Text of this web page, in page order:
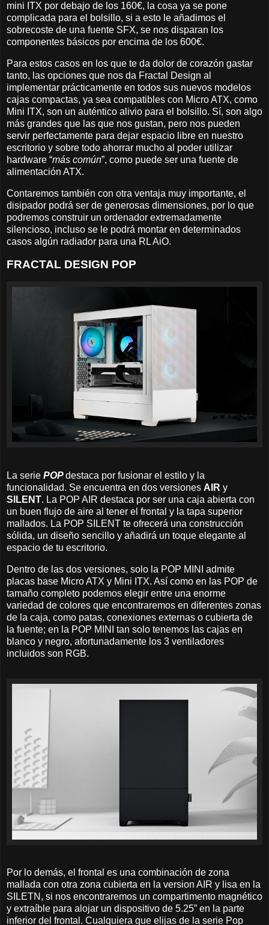
mini ITX por debajo de los 160€, la cosa ya se pone
complicada para el bolsillo, si a esto le añadimos el
sobrecoste de una fuente SFX, se nos disparan los
componentes básicos por encima de los 600€.
Para estos casos en los que te da dolor de corazón gastar
tanto, las opciones que nos da Fractal Design al
implementar prácticamente en todos sus nuevos modelos
cajas compactas, ya sea compatibles con Micro ATX, como
Mini ITX, son un auténtico alivio para el bolsillo. Sí, son algo
más grandes que las que nos gustan, pero nos pueden
servir perfectamente para dejar espacio libre en nuestro
escritorio y sobre todo ahorrar mucho al poder utilizar
hardware “más común”, como puede ser una fuente de
alimentación ATX.
Contaremos también con otra ventaja muy importante, el
disipador podrá ser de generosas dimensiones, por lo que
podremos construir un ordenador extremadamente
silencioso, incluso se le podrá montar en determinados
casos algún radiador para una RL AiO.
FRACTAL DESIGN POP
La serie POPdestaca por fusionar el estilo y la
funcionalidad. Se encuentra en dos versiones AIR y
SILENT. La POP AIR destaca por ser una caja abierta con
un buen flujo de aire al tener el frontal y la tapa superior
mallados. La POP SILENT te ofrecerá una construcción
sólida, un diseño sencillo y añadirá un toque elegante al
espacio de tu escritorio.
Dentro de las dos versiones, solo la POP MINI admite
placas base Micro ATX y Mini ITX. Así como en las POP de
tamaño completo podemos elegir entre una enorme
variedad de colores que encontraremos en diferentes zonas
de la caja, como patas, conexiones externas o cubierta de
la fuente; en la POP MINI tan solo tenemos las cajas en
blanco y negro, afortunadamente los 3 ventiladores
incluidos son RGB.
Por lo demás, el frontal es una combinación de zona
mallada con otra zona cubierta en la version AIR y lisa en la
SILETN, si nos encontraremos un compartimento magnético
y extraíble para alojar un dispositivo de 5.25” en la parte
inferior del frontal. Cualquiera que elijas de la serie Pop